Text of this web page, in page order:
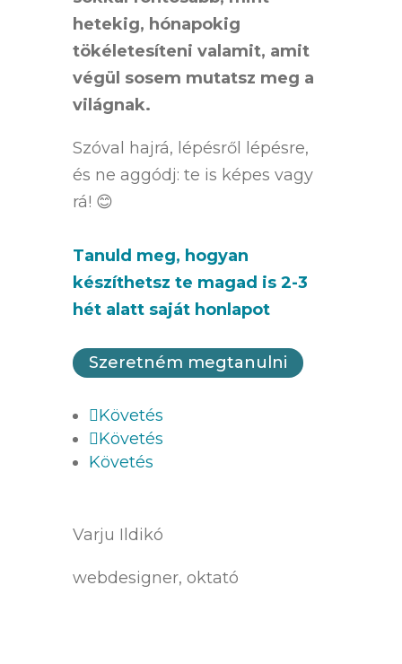
hetekig, hónapokig
tökéletesíteni valamit, amit
végül sosem mutatsz meg a
világnak.
Szóval hajrá, lépésről lépésre,
és ne aggódj: te is képes vagy
rá! 😊
Tanuld meg, hogyan
készíthetsz te magad is 2-3
hét alatt saját honlapot
Szeretném megtanulni
Követés
Követés
Követés
Varju Ildikó
webdesigner, oktató